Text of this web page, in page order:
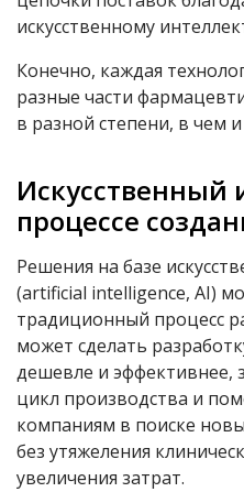
искусственному
Конечно, каждая
разные части
в разной степени, в чем
Искусственный
процессе
Решения на базе
(artificial intelligence, AI)
традиционный процесс
может сделать
дешевле и эффективнее,
цикл производства и
компаниям в поиске
без утяжеления
увеличения затрат.